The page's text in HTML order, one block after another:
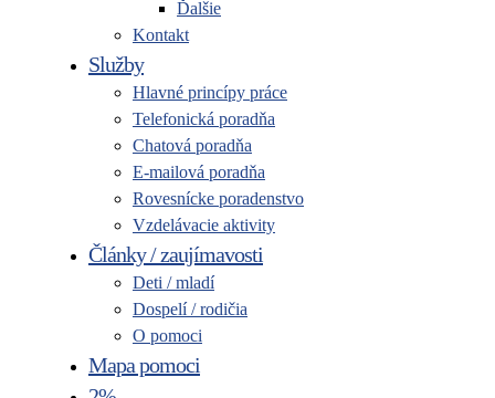
Ďalšie
Kontakt
Služby
Hlavné princípy práce
Telefonická poradňa
Chatová poradňa
E-mailová poradňa
Rovesnícke poradenstvo
Vzdelávacie aktivity
Články / zaujímavosti
Deti / mladí
Dospelí / rodičia
O pomoci
Mapa pomoci